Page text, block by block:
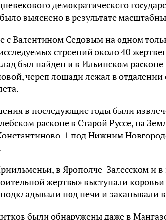
демократического
выяснено в результате
с Валентином Седовым на одном
строений около 40
был найден и в Ильинском раскопе
череп лошади лежал в отдалении
в последующие годы были
раскопе в Старой Руссе, на
1 под Нижним
в Ярополче-Залесском и
жертвы» выступали
под печи и закапывали
были обнаружены даже в